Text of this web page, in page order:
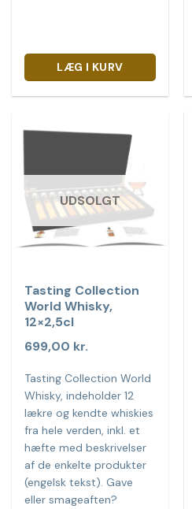
LÆG I KURV
UDSOLGT
Tasting Collection
World Whisky,
12×2,5cl
699,00 kr.
Tasting Collection World
Whisky, indeholder 12
lækre og kendte whiskies
fra hele verden, inkl. et
hæfte med beskrivelser
af de enkelte produkter
(engelsk tekst). Gave
eller smageaften?